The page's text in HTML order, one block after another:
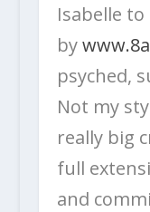
Isabelle
by
psyched,
Not my
really big
full
and